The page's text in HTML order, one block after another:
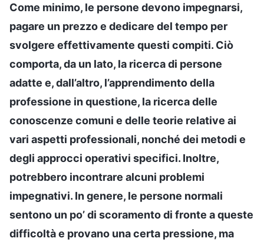
Come minimo, le persone devono impegnarsi,
pagare un prezzo e dedicare del tempo per
svolgere effettivamente questi compiti. Ciò
comporta, da un lato, la ricerca di persone
adatte e, dall’altro, l’apprendimento della
professione in questione, la ricerca delle
conoscenze comuni e delle teorie relative ai
vari aspetti professionali, nonché dei metodi e
degli approcci operativi specifici. Inoltre,
potrebbero incontrare alcuni problemi
impegnativi. In genere, le persone normali
sentono un po’ di scoramento di fronte a queste
difficoltà e provano una certa pressione, ma